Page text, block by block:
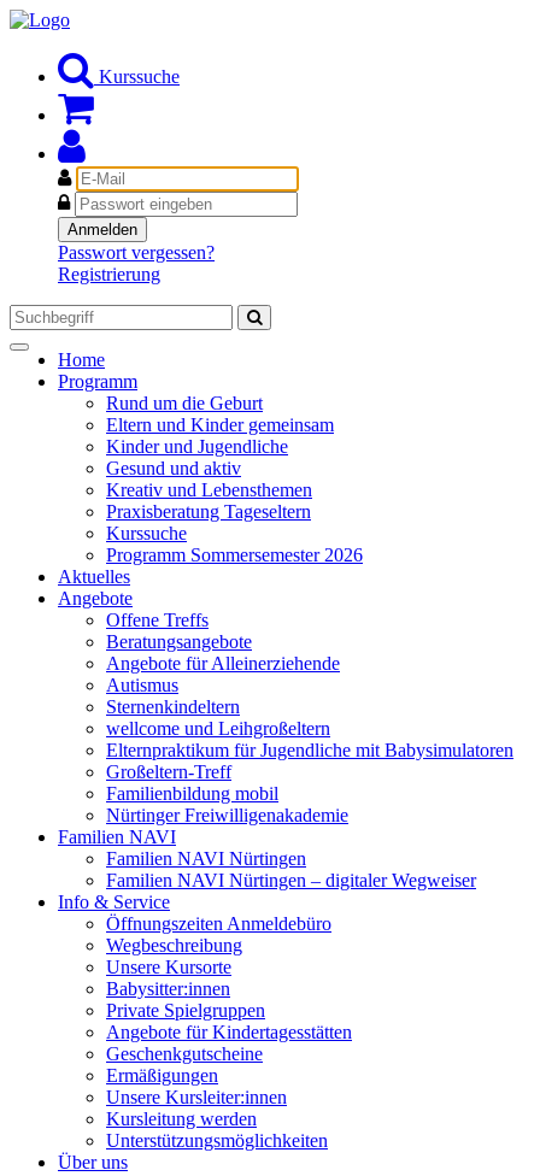
Kurssuche
E-
Mail
Passwort
Anmelden
Passwort vergessen?
Registrierung
Toggle
navigation
Home
Programm
Rund um die Geburt
Eltern und Kinder gemeinsam
Kinder und Jugendliche
Gesund und aktiv
Kreativ und Lebensthemen
Praxisberatung Tageseltern
Kurssuche
Programm Sommersemester 2026
Aktuelles
Angebote
Offene Treffs
Beratungsangebote
Angebote für Alleinerziehende
Autismus
Sternenkindeltern
wellcome und Leihgroßeltern
Elternpraktikum für Jugendliche mit Babysimulatoren
Großeltern-Treff
Familienbildung mobil
Nürtinger Freiwilligenakademie
Familien NAVI
Familien NAVI Nürtingen
Familien NAVI Nürtingen – digitaler Wegweiser
Info & Service
Öffnungszeiten Anmeldebüro
Wegbeschreibung
Unsere Kursorte
Babysitter:innen
Private Spielgruppen
Angebote für Kindertagesstätten
Geschenkgutscheine
Ermäßigungen
Unsere Kursleiter:innen
Kursleitung werden
Unterstützungsmöglichkeiten
Über uns